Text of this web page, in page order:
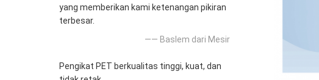
yang memberikan kami ketenangan pikiran
terbesar.
—— Baslem dari Mesir
Pengikat PET berkualitas tinggi, kuat, dan